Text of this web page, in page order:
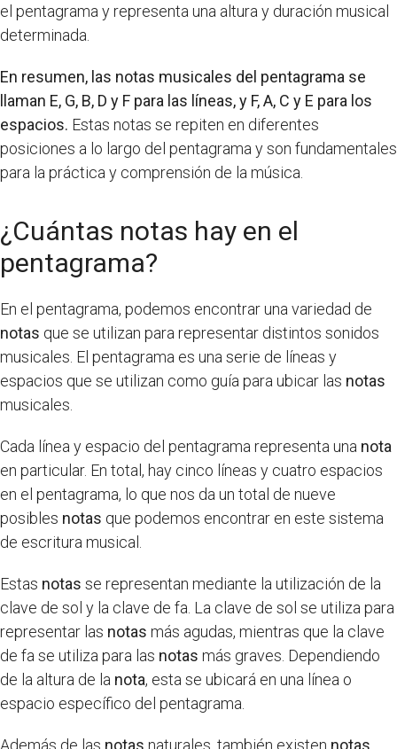
el pentagrama y representa una altura y duración musical
determinada.
En resumen, las notas musicales del pentagrama se
llaman E, G, B, D y F para las líneas, y F, A, C y E para los
espacios. Estas notas se repiten en diferentes
posiciones a lo largo del pentagrama y son fundamentales
para la práctica y comprensión de la música.
¿Cuántas notas hay en el
pentagrama?
En el pentagrama, podemos encontrar una variedad de
notas que se utilizan para representar distintos sonidos
musicales. El pentagrama es una serie de líneas y
espacios que se utilizan como guía para ubicar las notas
musicales.
Cada línea y espacio del pentagrama representa una nota
en particular. En total, hay cinco líneas y cuatro espacios
en el pentagrama, lo que nos da un total de nueve
posibles notas que podemos encontrar en este sistema
de escritura musical.
Estas notas se representan mediante la utilización de la
clave de sol y la clave de fa. La clave de sol se utiliza para
representar las notas más agudas, mientras que la clave
de fa se utiliza para las notas más graves. Dependiendo
de la altura de la nota, esta se ubicará en una línea o
espacio específico del pentagrama.
Además de las notas naturales, también existen notas